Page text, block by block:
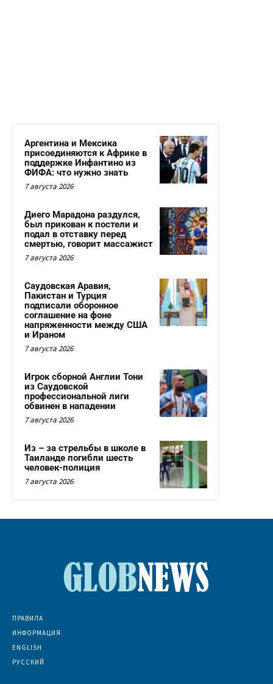
Аргентина и Мексика
присоединяются к Африке в
поддержке Инфантино из
ФИФА: что нужно знать
7 августа 2026
Диего Марадона раздулся,
был прикован к постели и
подал в отставку перед
смертью, говорит массажист
7 августа 2026
Саудовская Аравия,
Пакистан и Турция
подписали оборонное
соглашение на фоне
напряженности между США
и Ираном
7 августа 2026
Игрок сборной Англии Тони
из Саудовской
профессиональной лиги
обвинен в нападении
7 августа 2026
Из – за стрельбы в школе в
Таиланде погибли шесть
человек-полиция
7 августа 2026
ПРАВИЛА
ИНФОРМАЦИЯ
ENGLISH
РУССКИЙ